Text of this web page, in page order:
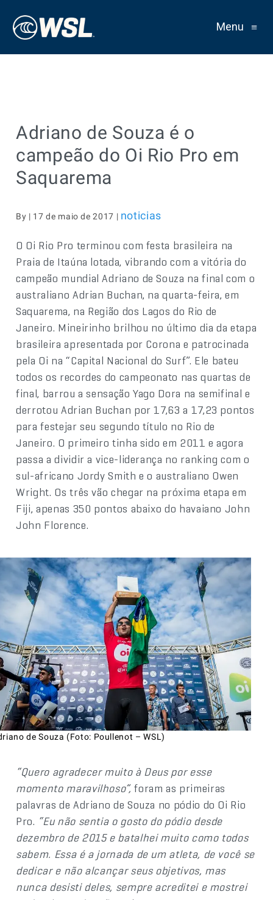
Menu ≡
Adriano de Souza é o
campeão do Oi Rio Pro em
Saquarema
By | 17 de maio de 2017 | noticias
O Oi Rio Pro terminou com festa brasileira na
Praia de Itaúna lotada, vibrando com a vitória do
campeão mundial Adriano de Souza na final com o
australiano Adrian Buchan, na quarta-feira, em
Saquarema, na Região dos Lagos do Rio de
Janeiro. Mineirinho brilhou no último dia da etapa
brasileira apresentada por Corona e patrocinada
pela Oi na “Capital Nacional do Surf”. Ele bateu
todos os recordes do campeonato nas quartas de
final, barrou a sensação Yago Dora na semifinal e
derrotou Adrian Buchan por 17,63 a 17,23 pontos
para festejar seu segundo título no Rio de
Janeiro. O primeiro tinha sido em 2011 e agora
passa a dividir a vice-liderança no ranking com o
sul-africano Jordy Smith e o australiano Owen
Wright. Os três vão chegar na próxima etapa em
Fiji, apenas 350 pontos abaixo do havaiano John
John Florence.
de Souza (Foto: Poullenot – WSL)
“Quero agradecer muito à Deus por esse
momento maravilhoso”,foram as primeiras
palavras de Adriano de Souza no pódio do Oi Rio
Pro. “Eu não sentia o gosto do pódio desde
dezembro de 2015 e batalhei muito como todos
sabem. Essa é a jornada de um atleta, de você se
dedicar e não alcançar seus objetivos, mas
nunca desisti deles, sempre acreditei e mostrei